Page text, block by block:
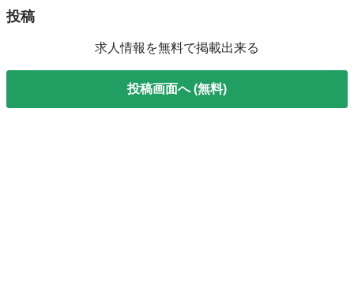
投稿
求人情報を無料で掲載出来る
投稿画面へ (無料)